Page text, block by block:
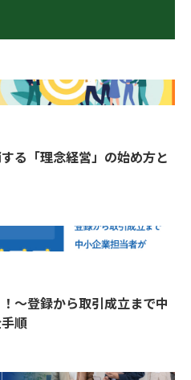
る「理念経営」の始め方と
〜登録から取引成立まで中
順